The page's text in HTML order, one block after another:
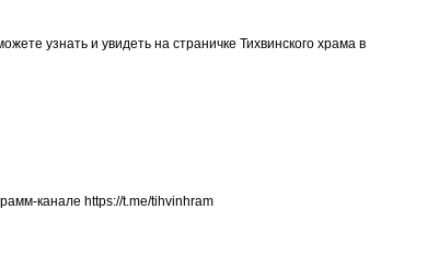
узнать и увидеть на страничке Тихвинского храма в
канале https://t.me/tihvinhram